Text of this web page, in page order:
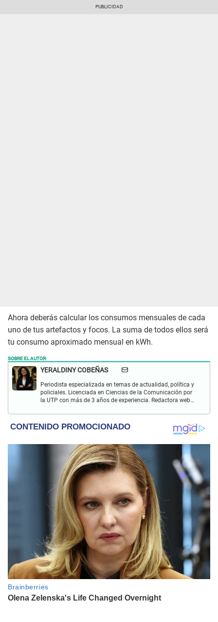
Ahora deberás calcular los consumos mensuales de cada
uno de tus artefactos y focos. La suma de todos ellos será
tu consumo aproximado mensual en kWh.
SOBRE EL AUTOR:
YERALDINY COBEÑAS
Periodista especializada en temas de actualidad, política y
policiales. Licenciada en Ciencias de la Comunicación por
la UTP con más de 3 años de experiencia. Redactora web
en temas relacionados con misterios, películas y series
policiales.